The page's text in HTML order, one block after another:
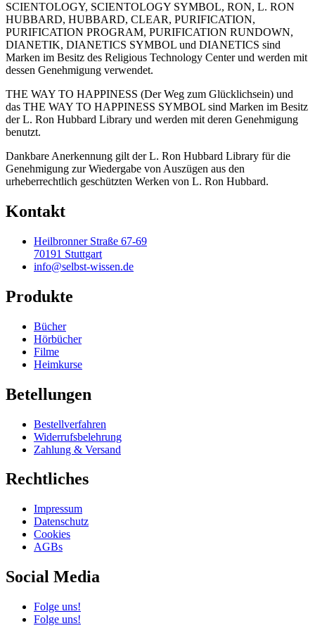
SCIENTOLOGY, SCIENTOLOGY SYMBOL, RON, L. RON
HUBBARD, HUBBARD, CLEAR, PURIFICATION,
PURIFICATION PROGRAM, PURIFICATION RUNDOWN,
DIANETIK, DIANETICS SYMBOL und DIANETICS sind
Marken im Besitz des Religious Technology Center und werden mit
dessen Genehmigung verwendet.
THE WAY TO HAPPINESS (Der Weg zum Glücklichsein) und
das THE WAY TO HAPPINESS SYMBOL sind Marken im Besitz
der L. Ron Hubbard Library und werden mit deren Genehmigung
benutzt.
Dankbare Anerkennung gilt der L. Ron Hubbard Library für die
Genehmigung zur Wiedergabe von Auszügen aus den
urheberrechtlich geschützten Werken von L. Ron Hubbard.
Kontakt
Heilbronner Straße 67-69
70191 Stuttgart
info@selbst-wissen.de
Produkte
Bücher
Hörbücher
Filme
Heimkurse
Betellungen
Bestellverfahren
Widerrufsbelehrung
Zahlung & Versand
Rechtliches
Impressum
Datenschutz
Cookies
AGBs
Social Media
Folge uns!
Folge uns!